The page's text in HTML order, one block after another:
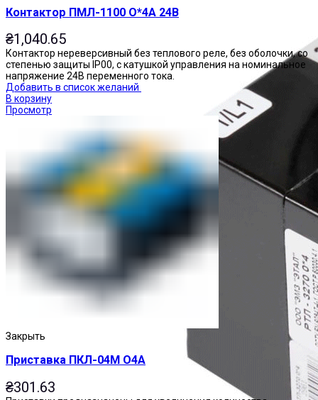
Контактор ПМЛ-1100 О*4А 24В
₴1,040.65
Контактор нереверсивный без теплового реле, без оболочки, со
степенью защиты IP00, с катушкой управления на номинальное
напряжение 24В переменного тока.
Добавить в список желаний
В корзину
Просмотр
Закрыть
Приставка ПКЛ-04М О4А
₴301.63